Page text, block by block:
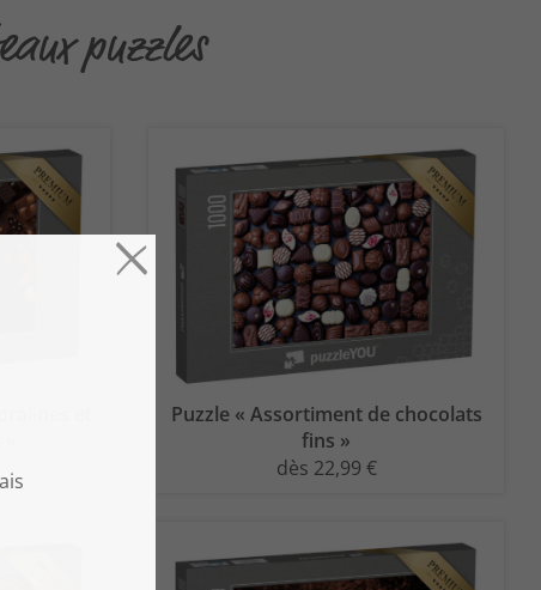
puzzles
et
Puzzle « Assortiment de chocolats
fins »
dès 22,99 €